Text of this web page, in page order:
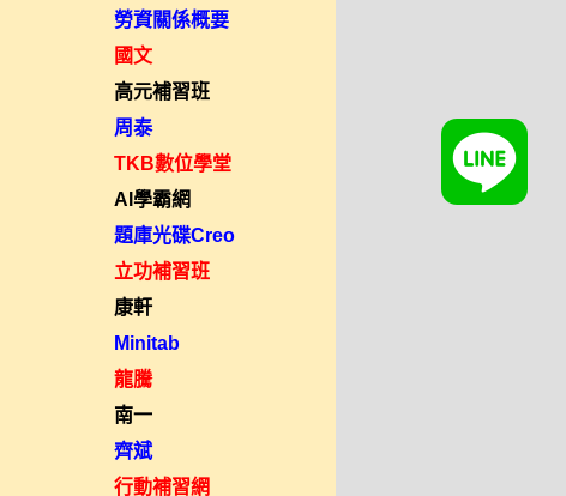
勞資關係概要
國文
高元補習班
周泰
TKB數位學堂
AI學霸網
題庫光碟Creo
立功補習班
康軒
Minitab
龍騰
南一
齊斌
行動補習網